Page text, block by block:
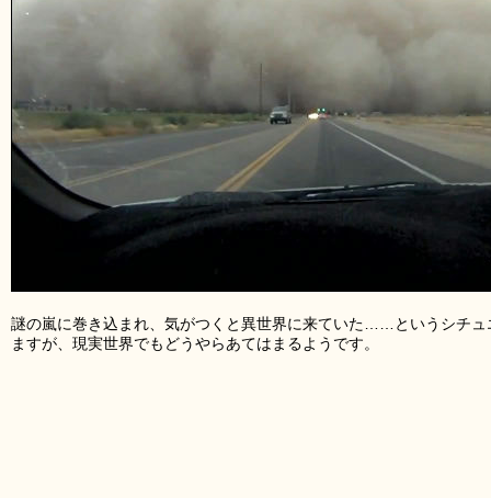
謎の嵐に巻き込まれ、気がつくと異世界に来ていた……というシチ
ますが、現実世界でもどうやらあてはまるようです。